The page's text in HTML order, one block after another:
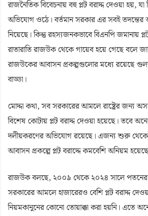
রাজনৈতিক বিবেচনায় বহু প্লট বরাদ্দ দেওয়া হয়, যা
অভিযোগ ওঠে। বর্তমান সরকার এর সবই
নিয়েছে। কিন্তু রহস্যজনকভাবে বিএনপি জমানায়
রাতারাতি রাজউক থেকে গায়েব হয়ে গেছে বলে
রাজউকের আবাসন প্রকল্পগুলোর মধ্যে রয়েছে
বাড্ডা।
মোদ্দা কথা, সব সরকারের আমলে রাষ্ট্রের জন্য
বিশেষ কোটায় প্লট বরাদ্দ দেওয়া হয়েছে। তবে
দলীয়করণের অভিযোগ রয়েছে। এজন্য শুরু
আবাসন প্রকল্পে প্লট বরাদ্দে কমবেশি অনিয়ম
রাজউক বলছে, ২০০৯ থেকে ২০২৪ সালে পতনের
সরকারের আমলে হাজারেরও বেশি প্লট বরাদ্দ
নিয়মকানুনের কোনো তোয়াক্কা করা হয়নি। এতে